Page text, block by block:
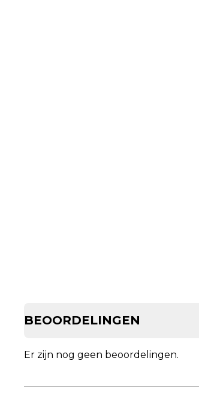
BEOORDELINGEN
Er zijn nog geen beoordelingen.